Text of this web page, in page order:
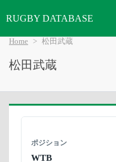
RUGBY DATABASE
Home 松田武蔵
松田武蔵
ポジション
WTB